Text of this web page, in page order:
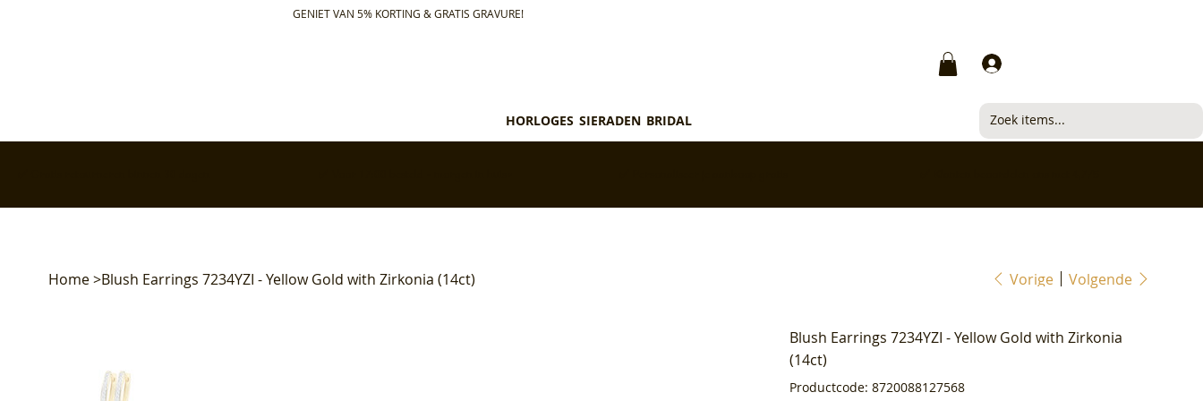
GENIET VAN 5% KORTING & GRATIS GRAVURE!
HORLOGES SIERADEN BRIDAL
Home>Blush Earrings 7234YZI - Yellow Gold with Zirkonia (14ct) Vorige Volgende
Blush Earrings 7234YZI - Yellow Gold with Zirkonia
(14ct)
Productcode: Productcode
8720088127568
8720088127568